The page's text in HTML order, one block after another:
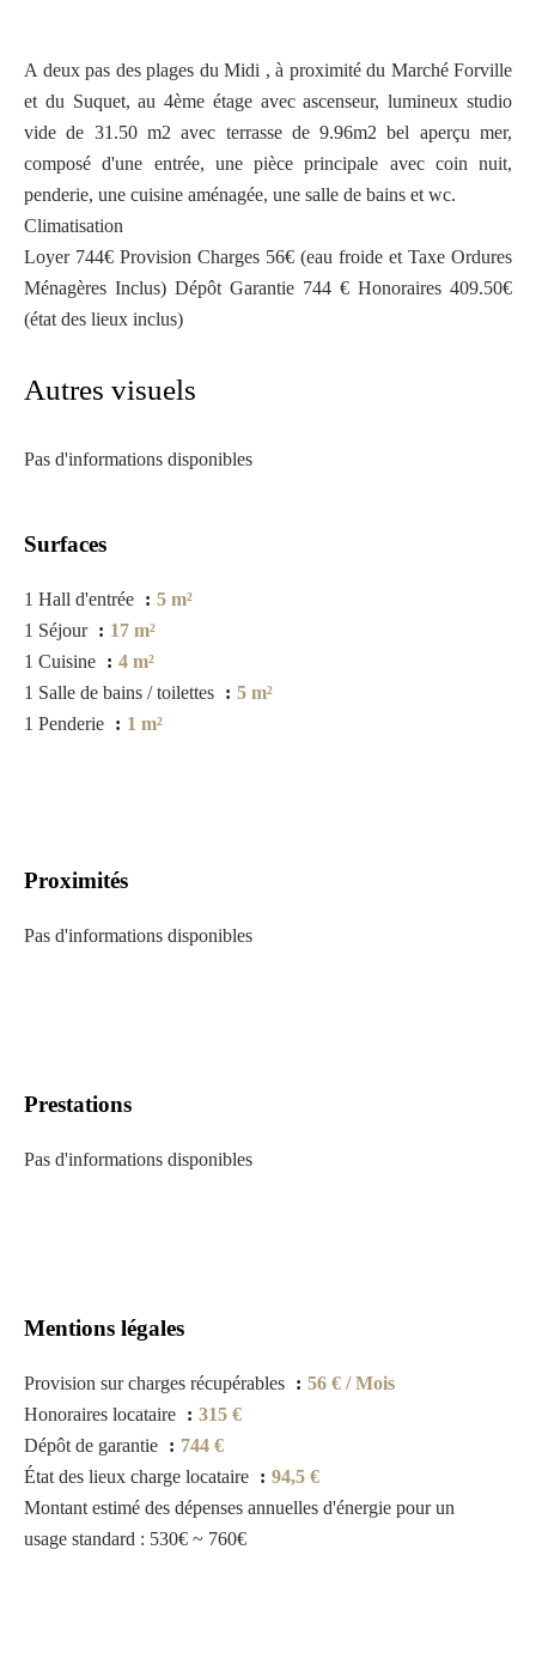
A deux pas des plages du Midi , à proximité du Marché Forville
et du Suquet, au 4ème étage avec ascenseur, lumineux studio
vide de 31.50 m2 avec terrasse de 9.96m2 bel aperçu mer,
composé d'une entrée, une pièce principale avec coin nuit,
penderie, une cuisine aménagée, une salle de bains et wc.
Climatisation
Loyer 744€ Provision Charges 56€ (eau froide et Taxe Ordures
Ménagères Inclus) Dépôt Garantie 744 € Honoraires 409.50€
(état des lieux inclus)
Autres visuels
Pas d'informations disponibles
Surfaces
1 Hall d'entrée
5 m²
1 Séjour
17 m²
1 Cuisine
4 m²
1 Salle de bains / toilettes
5 m²
1 Penderie
1 m²
Proximités
Pas d'informations disponibles
Prestations
Pas d'informations disponibles
Mentions légales
Provision sur charges récupérables
56 € / Mois
Honoraires locataire
315 €
Dépôt de garantie
744 €
État des lieux charge locataire
94,5 €
Montant estimé des dépenses annuelles d'énergie pour un
usage standard : 530€ ~ 760€